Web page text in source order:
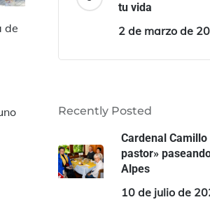
de
tu vida
2 de marzo de
Recently Posted
Cardenal
pastor»
Alpes
10 de julio de